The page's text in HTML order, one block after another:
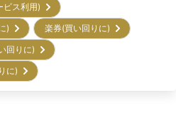
ビス利用)
に)
楽券(買い回りに)
回りに)
りに)